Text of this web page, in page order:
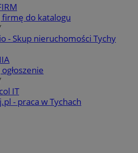
firmę do katalogu
- Skup nieruchomości Tychy
IT
- praca w Tychach